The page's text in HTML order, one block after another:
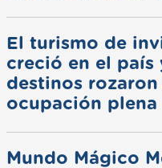
El turismo de
creció en el país
destinos rozaron
ocupación plena
Mundo Mágico